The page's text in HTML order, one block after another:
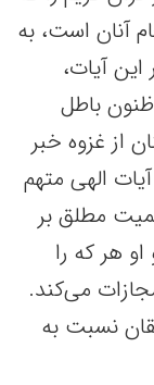
آنان است، به
آیات،
باطل
از غزوه خبر
الهی متهم
مطلق بر
هر که را
می‌کند.
نسبت به